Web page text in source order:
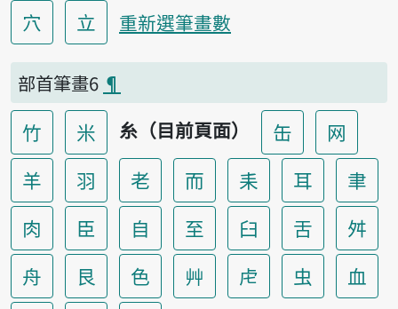
穴
立 重新選筆畫數
部首筆畫6 ¶
竹 米 糸（目前頁面） 缶
网
羊
羽 老 而 耒 耳
聿
肉
臣 自 至 臼 舌
舛
舟
艮 色 艸 虍 虫
血